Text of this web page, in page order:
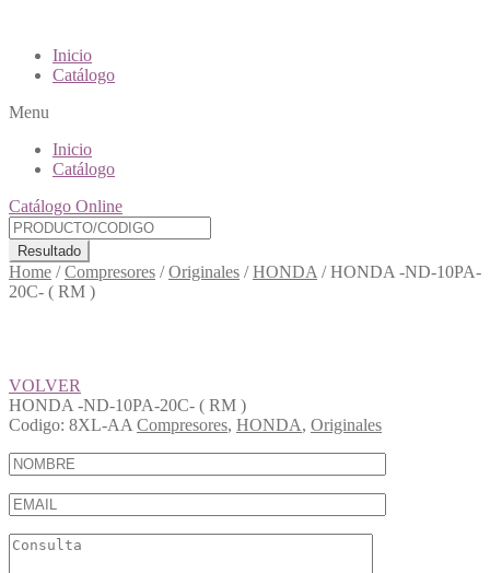
Inicio
Catálogo
Menu
Inicio
Catálogo
Catálogo Online
Resultado
Home /Compresores /Originales /HONDA /HONDA -ND-10PA-
20C- ( RM )
VOLVER
HONDA -ND-10PA-20C- ( RM )
Codigo: 8XL-AA Compresores, HONDA, Originales